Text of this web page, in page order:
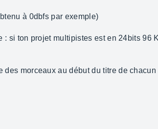
à 0dbfs par exemple)
si ton projet multipistes est en 24bits 96
morceaux au début du titre de